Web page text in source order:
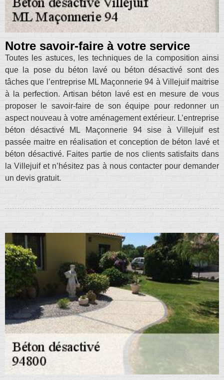
Notre savoir-faire à votre service
Toutes les astuces, les techniques de la composition ainsi
que la pose du béton lavé ou béton désactivé sont des
tâches que l’entreprise ML Maçonnerie 94 à Villejuif maitrise
à la perfection. Artisan béton lavé est en mesure de vous
proposer le savoir-faire de son équipe pour redonner un
aspect nouveau à votre aménagement extérieur. L’entreprise
béton désactivé ML Maçonnerie 94 sise à Villejuif est
passée maitre en réalisation et conception de béton lavé et
béton désactivé. Faites partie de nos clients satisfaits dans
la Villejuif et n’hésitez pas à nous contacter pour demander
un devis gratuit.